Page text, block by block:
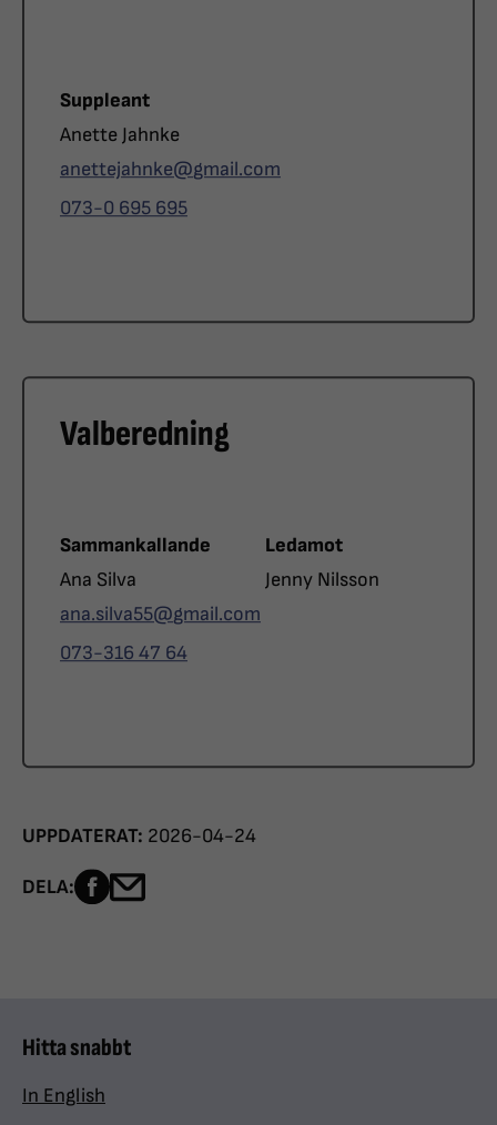
Roll
Suppleant
Namn
Anette Jahnke
E-post
anettejahnke@gmail.com
Telefon
073-0 695 695
Valberedning
Roll
Sammankallande
Namn
Ana Silva
E-post
ana.silva55@gmail.com
Telefon
073-316 47 64
Roll
Ledamot
Namn
Jenny Nilsson
UPPDATERAT: 2026-04-24
DELA: Dela sidan på Facebook
Hitta snabbt
In English